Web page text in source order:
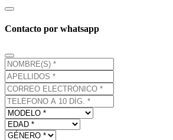
Contacto por whatsapp